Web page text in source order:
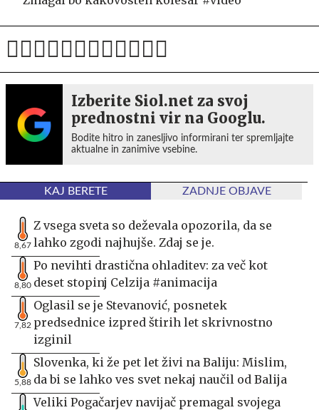
Izberite Siol.net za svoj
prednostni vir na Googlu.
Bodite hitro in zanesljivo informirani ter spremljajte
aktualne in zanimive vsebine.
KAJ BERETE ZADNJE OBJAVE
8,67
Z vsega sveta so deževala opozorila, da se
lahko zgodi najhujše. Zdaj se je.
8,80
Po nevihti drastična ohladitev: za več kot
deset stopinj Celzija #animacija
7,82
Oglasil se je Stevanović, posnetek
predsednice izpred štirih let skrivnostno
izginil
5,88
Slovenka, ki že pet let živi na Baliju: Mislim,
da bi se lahko ves svet nekaj naučil od Balija
Veliki Pogačarjev navijač premagal svojega